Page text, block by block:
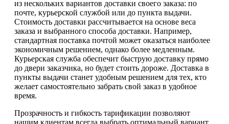
из нескольких вариантов доставки своего заказа: по
почте, курьерской службой или до пункта выдачи.
Стоимость доставки рассчитывается на основе веса
заказа и выбранного способа доставки. Например,
стандартная поставка почтой может оказаться наиболее
экономичным решением, однако более медленным.
Курьерская служба обеспечит быструю доставку прямо
до двери заказчика, но будет стоить дороже. Доставка в
пункты выдачи станет удобным решением для тех, кто
желает самостоятельно забрать свой заказ в удобное
время.
Прозрачность и гибкость тарификации позволяют
нашим клиентам всегда выбрать оптимальный вариант